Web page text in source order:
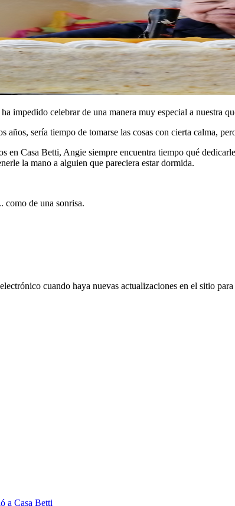
impedido celebrar de una manera muy especial a nuestra
años, sería tiempo de tomarse las cosas con cierta calma,
en Casa Betti, Angie siempre encuentra tiempo qué
la mano a alguien que pareciera estar dormida.
como de una sonrisa.
cuando haya nuevas actualizaciones en el sitio
a Casa Betti